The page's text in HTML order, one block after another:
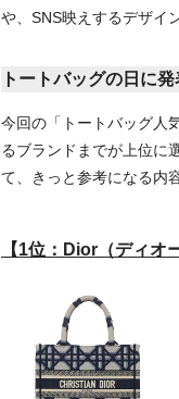
や、SNS映えするデザイ
トートバッグの日に
今回の「トートバッグ人
るブランドまでが上位に
て、きっと参考になる内
【1位：Dior（ディオ